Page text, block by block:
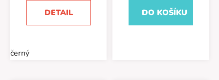
DETAIL
černý
DO KOŠÍKU